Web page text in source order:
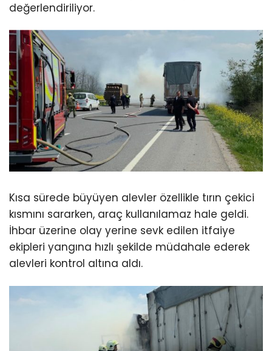
değerlendiriliyor.
Kısa sürede büyüyen alevler özellikle tırın çekici
kısmını sararken, araç kullanılamaz hale geldi.
İhbar üzerine olay yerine sevk edilen itfaiye
ekipleri yangına hızlı şekilde müdahale ederek
alevleri kontrol altına aldı.